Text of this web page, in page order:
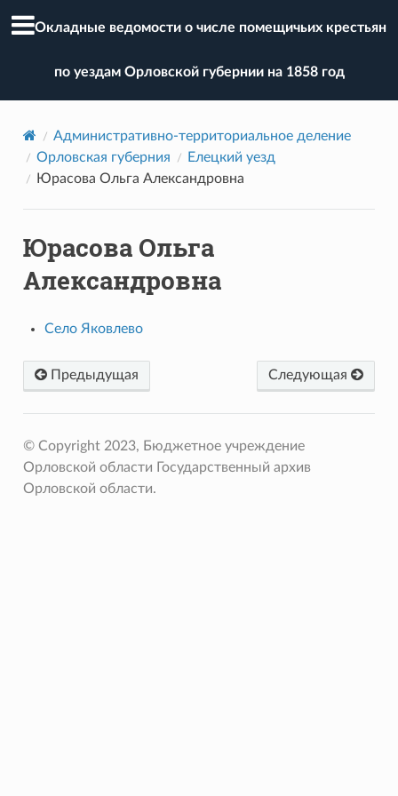
Окладные ведомости о числе помещичьих крестьян
по уездам Орловской губернии на 1858 год
Административно-территориальное деление
Орловская губерния
Елецкий уезд
Юрасова Ольга Александровна
Юрасова Ольга
Александровна
Село Яковлево
Предыдущая Следующая
© Copyright 2023, Бюджетное учреждение
Орловской области Государственный архив
Орловской области.